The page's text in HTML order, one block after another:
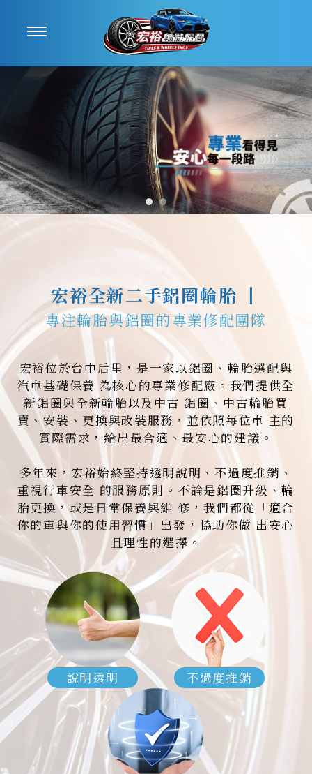
鋁圈安裝
台中鋁圈安裝推薦
后里鋁圈安裝宏裕全新二手鋁圈輪胎
專注輪胎與鋁圈的專業修配團隊
宏裕位於台中后里，是一家以鋁圈、輪胎選配與
汽車基礎保養 為核心的專業修配廠。我們提供全
新鋁圈與全新輪胎以及中古 鋁圈、中古輪胎買
賣、安裝、更換與改裝服務，並依照每位車 主的
實際需求，給出最合適、最安心的建議。
多年來，宏裕始終堅持透明說明、不過度推銷、
重視行車安全 的服務原則。不論是鋁圈升級、輪
胎更換，或是日常保養與維 修，我們都從「適合
你的車與你的使用習慣」出發，協助你做 出安心
且理性的選擇。
說明透明 不過度推銷